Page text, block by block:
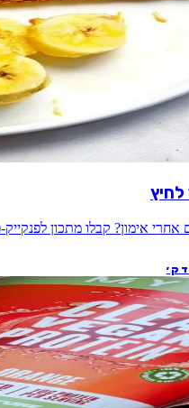
לחיץ
אימון? קבלו מתכון
דק׳